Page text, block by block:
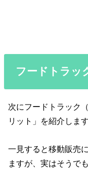
フードトラッ
次にフードトラック
リット」を紹介します
一見すると移動販売
ますが、実はそうで